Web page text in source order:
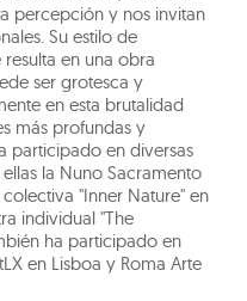
percepción y nos invitan
Su estilo de
en una obra
ser grotesca y
en esta brutalidad
más profundas y
participado en diversas
la Nuno Sacramento
"Inner Nature" en
individual "The
ha participado en
en Lisboa y Roma Arte